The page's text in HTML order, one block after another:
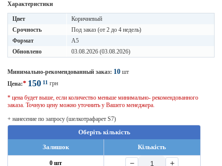
Характеристики
Цвет
Коричневый
Срочность
Под заказ (от 2 до 4 недель)
Формат
A5
Обновлено
03.08.2026 (03.08.2026)
Минимально-рекомендованный заказ: 10 шт
Цена:* 150 11 грн
* цена будет выше, если количество меньше минимально- рекомендованного
заказа. Точную цену можно уточнить у Вашего менеджера.
+ нанесение по запросу (шелкотрафарет S7)
Оберіть кількість
Залишок
Кількість
0 шт − +